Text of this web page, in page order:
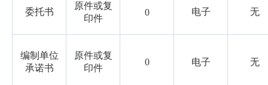
委托书
原件或复
印件
0 电子 无
编制单位
承诺书
原件或复
印件
0 电子 无